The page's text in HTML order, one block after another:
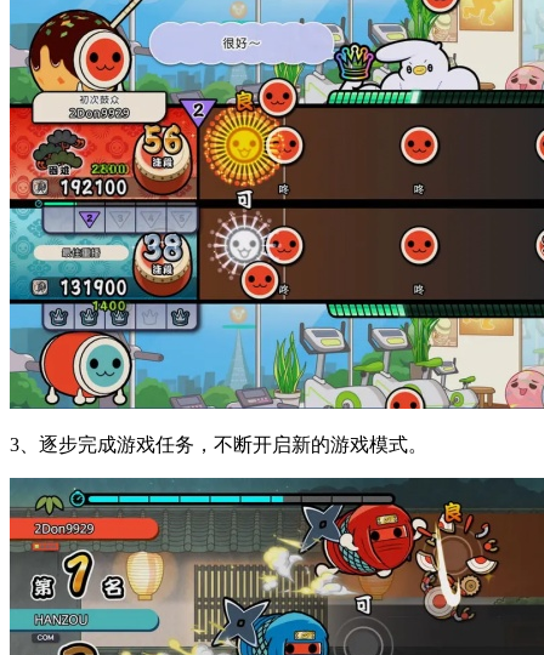
3、逐步完成游戏任务，不断开启新的游戏模式。